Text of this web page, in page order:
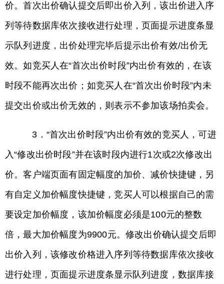
价。首次出价确认提交后即出价入列，该出价进入序
列等待数据库依次接收进行处理，页面提示进度条显
示队列进度，出价处理完毕后提示出价有效/出价无
效。如竞买人在“首次出价时段”内出价有效的，在该
时段不能再次出价；如竞买人在“首次出价时段”内未
提交出价或出价无效的，则表示不参加该场拍卖会。
3．“首次出价时段”内出价有效的竞买人，可进
入“修改出价时段”并在该时段内进行1次或2次修改出
价。客户端页面有固定幅度的加价、减价快捷键，另
有自定义加价幅度快捷键，竞买人可以根据自己的需
要设定加价幅度，该加价幅度必须是100元的整数
倍，最大加价幅度为9900元。修改出价确认提交后即
出价入列，该修改价格进入序列等待数据库依次接收
进行处理，页面提示进度条显示队列进度，数据库接